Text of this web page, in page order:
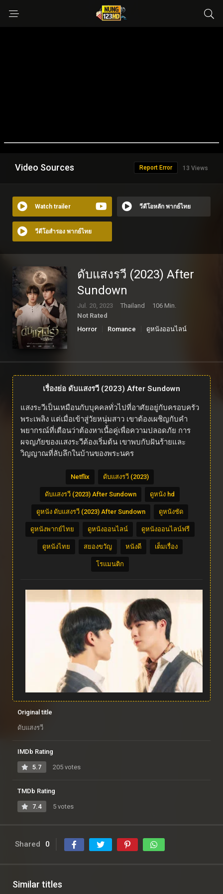
Video Sources 13 Views
Report Error
Watch trailer วีดีโอหลัก พากย์ไทย
วีดีโอสำรอง พากย์ไทย
ดับแสงรวี (2023) After
Sundown
Jul. 20, 2023 Thailand
106 Min.
Not Rated
Horror
Romance ดูหนังออนไลน์
เรื่องย่อ ดับแสงรวี (2023) After Sundown
แสงระวีเป็นเหมือนกับบุคคลทั่วไปที่อาศัยอยู่กับครอบครัว
พระเพลิง แต่เมื่อเข้าสู่วัยหนุ่มสาว เขาต้องเผชิญกับคำ
พยากรณ์ที่เตือนว่าต้องหาเนื้อคู่เพื่อความปลอดภัย การ
ผจญภัยของแสงระวีต้องเริ่มต้น เขาพบกับฝันร้ายและ
วิญญาณที่ลับลึกในบ้านของพระนคร
Netflix ดับแสงรวี (2023)
ดับแสงรวี (2023) After Sundown ดูหนัง hd
ดูหนัง ดับแสงรวี (2023) After Sundown ดูหนังชัด
ดูหนังพากย์ไทย ดูหนังออนไลน์ ดูหนังออนไลน์ฟรี
ดูหนังไทย สยองขวัญ หนังดี เต็มเรื่อง
โรแมนติก
Original title
ดับแสงรวี
IMDb Rating
5.7 205 votes
TMDb Rating
7.4 5 votes
Shared 0
Similar titles